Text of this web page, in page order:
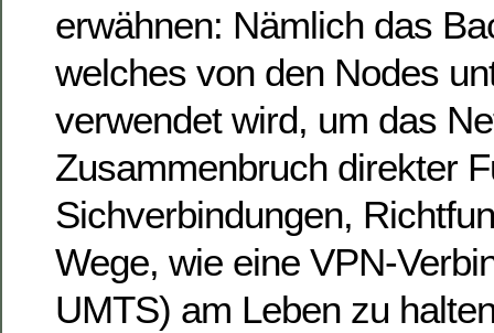
erwähnen: Nämlich das
welches von den Nodes
verwendet wird, um das
Zusammenbruch direkter
Sichverbindungen,
Wege, wie eine VPN-
UMTS) am Leben zu